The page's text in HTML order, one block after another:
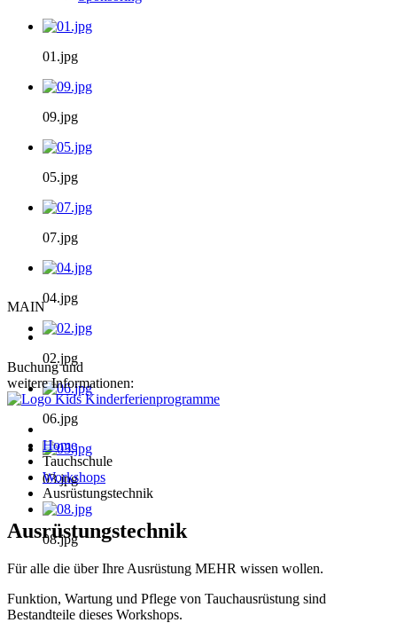
01.jpg
09.jpg
05.jpg
07.jpg
04.jpg
02.jpg
06.jpg
03.jpg
08.jpg
MAIN
Buchung und
weitere Informationen:
Home
Tauchschule
Workshops
Ausrüstungstechnik
Ausrüstungstechnik
Für alle die über Ihre Ausrüstung MEHR wissen wollen.
Funktion, Wartung und Pflege von Tauchausrüstung sind
Bestandteile dieses Workshops.